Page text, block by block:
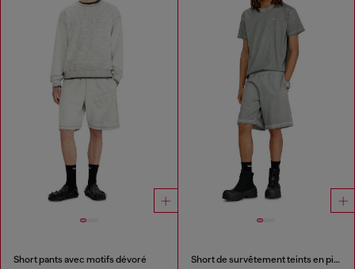
Short pants avec motifs dévoré Short de survêtement teints en pigments